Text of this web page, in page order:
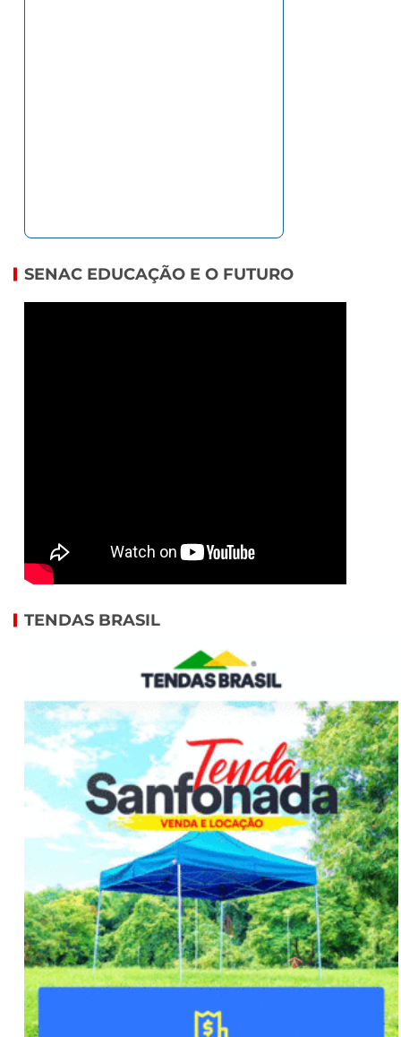
SENAC EDUCAÇÃO E O FUTURO
TENDAS BRASIL